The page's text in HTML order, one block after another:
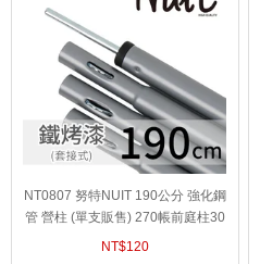
NT0807 努特NUIT 190公分 強化鋼
管 營柱 (單支販售) 270帳前庭柱30
0帳前門柱山城方舟側邊柱
NT$120